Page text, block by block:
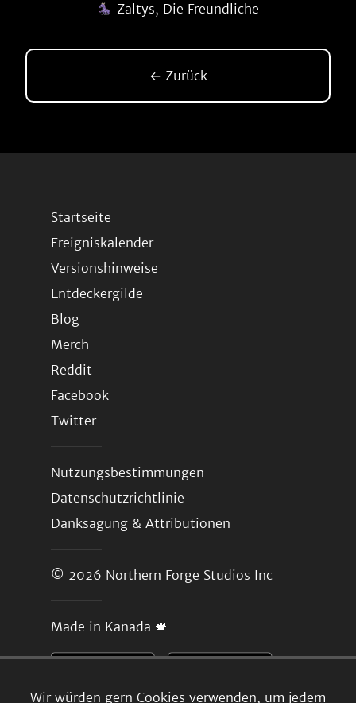
Wir würden gern Cookies verwenden, um jedem
Zaltys, Die Freundliche
← Zurück
Startseite
Ereigniskalender
Versionshinweise
Entdeckergilde
Blog
Merch
Reddit
Facebook
Twitter
Nutzungsbestimmungen
Datenschutzrichtlinie
Danksagung & Attributionen
© 2026 Northern Forge Studios Inc
Made in Kanada 🍁